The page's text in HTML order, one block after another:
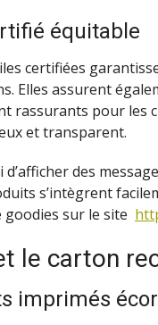
équitable
certifiées
Elles assurent
rassurants pour les
et transparent.
des
s’intègrent
sur le site
le carton
imprimés